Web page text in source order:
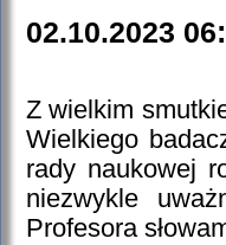
02.10.2023
Z wielkim
Wielkiego
rady naukowej
niezwykle
Profesora